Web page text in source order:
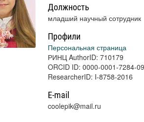
Должность
младший научный сотрудник
Профили
Персональная страница
РИНЦ AuthorID: 710179
ORCID ID: 0000-0001-7284-
ResearcherID: I-8758-2016
E-mail
coolepik@mail.ru